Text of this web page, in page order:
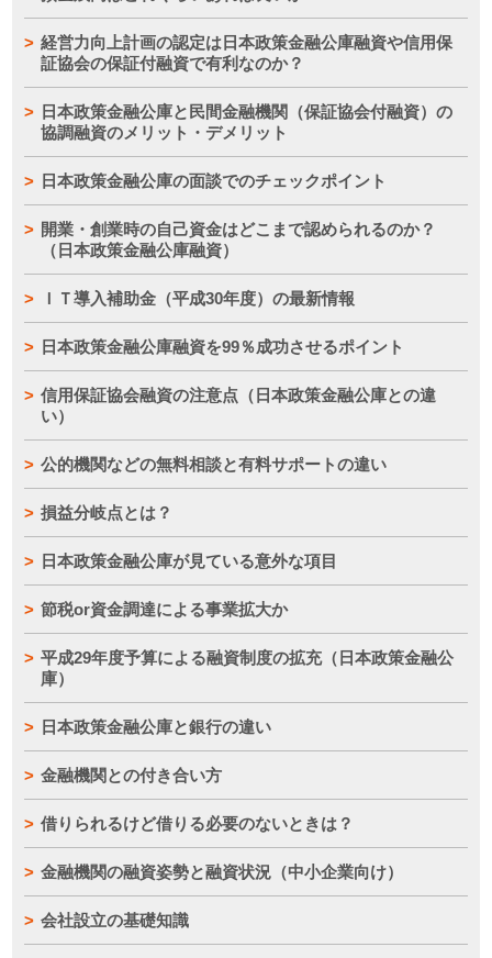
経営力向上計画の認定は日本政策金融公庫融資や信用保
証協会の保証付融資で有利なのか？
日本政策金融公庫と民間金融機関（保証協会付融資）の
協調融資のメリット・デメリット
日本政策金融公庫の面談でのチェックポイント
開業・創業時の自己資金はどこまで認められるのか？
（日本政策金融公庫融資）
ＩＴ導入補助金（平成30年度）の最新情報
日本政策金融公庫融資を99％成功させるポイント
信用保証協会融資の注意点（日本政策金融公庫との違
い）
公的機関などの無料相談と有料サポートの違い
損益分岐点とは？
日本政策金融公庫が見ている意外な項目
節税or資金調達による事業拡大か
平成29年度予算による融資制度の拡充（日本政策金融公
庫）
日本政策金融公庫と銀行の違い
金融機関との付き合い方
借りられるけど借りる必要のないときは？
金融機関の融資姿勢と融資状況（中小企業向け）
会社設立の基礎知識